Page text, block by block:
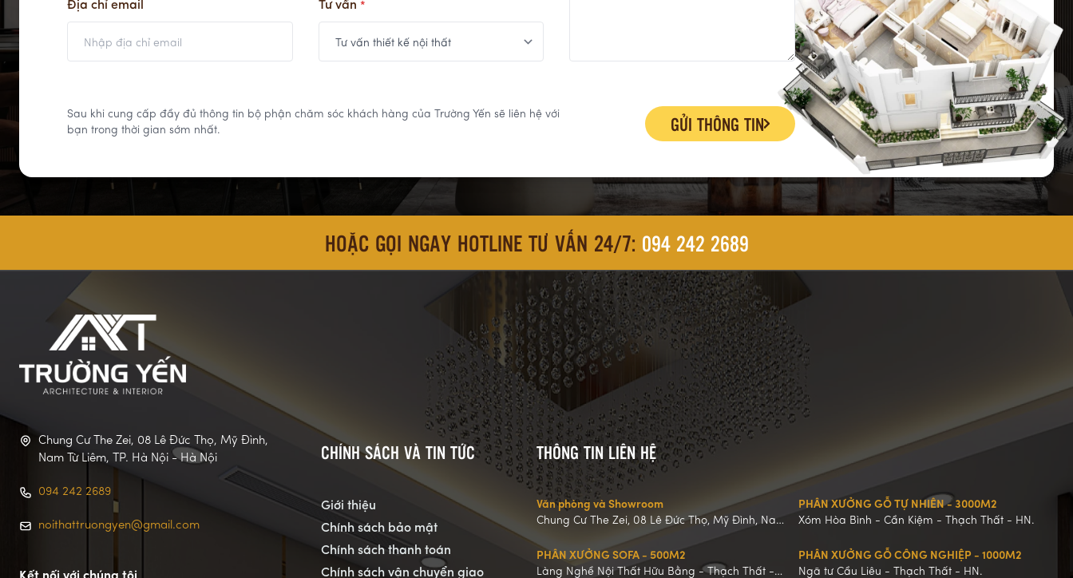
Địa chỉ email Tư vấn *
Sau khi cung cấp đầy đủ thông tin bộ phận chăm sóc khách hàng của Trường Yến sẽ liên hệ với
bạn trong thời gian sớm nhất.
GỬI THÔNG TIN
HOẶC GỌI NGAY HOTLINE TƯ VẤN 24/7: 094 242 2689
Chung Cư The Zei, 08 Lê Đức Thọ, Mỹ Đình,
Nam Từ Liêm, TP. Hà Nội - Hà Nội
094 242 2689
noithattruongyen@gmail.com
CHÍNH SÁCH VÀ TIN TỨC
Giới thiệu
Chính sách bảo mật
Chính sách thanh toán
Chính sách vận chuyển giao
THÔNG TIN LIÊN HỆ
Văn phòng và Showroom
Chung Cư The Zei, 08 Lê Đức Thọ, Mỹ Đình, Nam
Từ Liêm, TP. Hà Nội - Hà Nội
PHÂN XƯỞNG GỖ TỰ NHIÊN - 3000M2
Xóm Hòa Bình - Cần Kiệm - Thạch Thất - HN.
PHÂN XƯỞNG SOFA - 500M2
Làng Nghề Nội Thất Hữu Bằng - Thạch Thất -
PHÂN XƯỞNG GỖ CÔNG NGHIỆP - 1000M2
Ngã tư Cầu Liêu - Thạch Thất - HN.